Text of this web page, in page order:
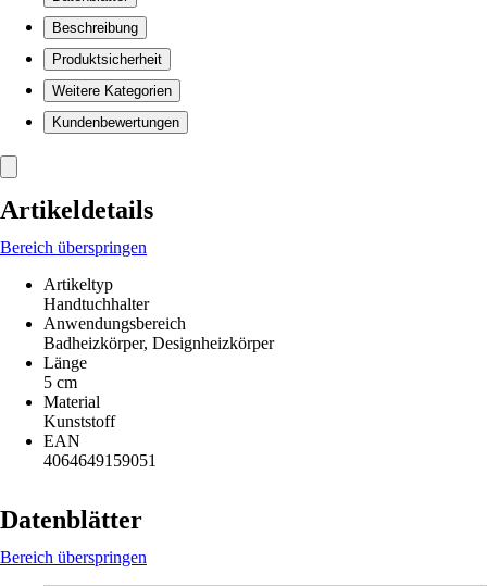
Beschreibung
Produktsicherheit
Weitere Kategorien
Kundenbewertungen
Artikeldetails
Bereich überspringen
Artikeltyp
Handtuchhalter
Anwendungsbereich
Badheizkörper, Designheizkörper
Länge
5 cm
Material
Kunststoff
EAN
4064649159051
Datenblätter
Bereich überspringen